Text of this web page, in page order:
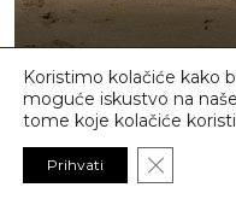
Koristimo kolačiće kako
moguće iskustvo na
tome koje kolačiće
Prihvati Close